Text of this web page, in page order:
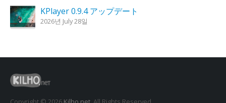
KPlayer 0.9.4 アップデート
2026년 July 28일
カルムリ 4.2.6 アップデート
2026년 July 23일